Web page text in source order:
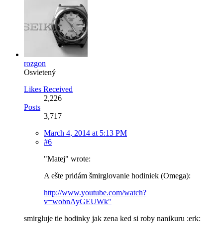
rozgon
Osvietený
Likes Received
2,226
Posts
3,717
March 4, 2014 at 5:13 PM
#6
"Matej" wrote:
A ešte pridám šmirglovanie hodiniek (Omega):
http://www.youtube.com/watch?
v=wobnAyGEUWk"
smirgluje tie hodinky jak zena ked si roby nanikuru :erk: